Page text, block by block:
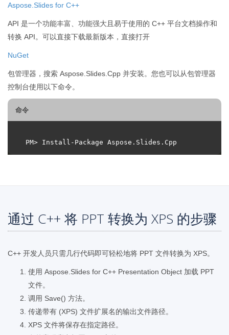
Aspose.Slides for C++
API 是一个功能丰富、功能强大且易于使用的 C++ 平台文档操作和
转换 API。可以直接下载最新版本，直接打开
NuGet
包管理器，搜索 Aspose.Slides.Cpp 并安装。您也可以从包管理器
控制台使用以下命令。
命令
通过 C++ 将 PPT 转换为 XPS 的步骤
C++ 开发人员只需几行代码即可轻松地将 PPT 文件转换为 XPS。
使用 Aspose.Slides for C++ Presentation Object 加载 PPT
文件。
调用 Save() 方法。
传递带有 (XPS) 文件扩展名的输出文件路径。
XPS 文件将保存在指定路径。